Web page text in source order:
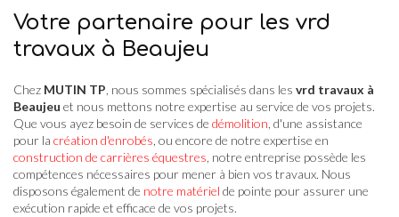
Votre partenaire pour les vrd
travaux à Beaujeu
Chez MUTIN TP , nous sommes spécialisés dans les vrd travaux à
Beaujeu et nous mettons notre expertise au service de vos projets.
Que vous ayez besoin de services de démolition , d'une assistance
pour la création d'enrobés , ou encore de notre expertise en
construction de carrières équestres , notre entreprise possède les
compétences nécessaires pour mener à bien vos travaux. Nous
disposons également de notre matériel de pointe pour assurer une
exécution rapide et efficace de vos projets.